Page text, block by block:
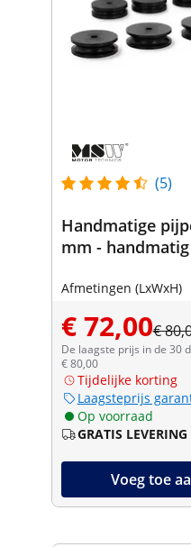
(5)
Handmatige
mm -
Afmetingen (LxWxH)
€ 72,00€
De laagste prijs in de 30
€ 80,00
Tijdelijke korting
Laagsteprijs
Op voorraad
GRATIS LEVERING
Voeg toe